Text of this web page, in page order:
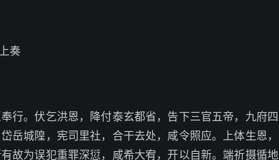
奏
行。伏乞洪恩，降付泰玄都省，告下三官五帝，九府四
岳城隍，宪司里社，合干去处，咸令照应。上体生恩，
故为误犯重罪深愆，咸希大宥，开以自新。端祈摄循地